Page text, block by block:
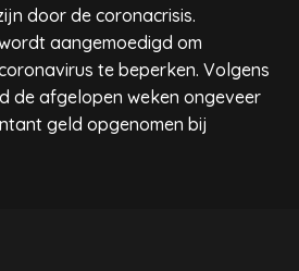
door de coronacrisis.
aangemoedigd om
te beperken. Volgens
de afgelopen weken ongeveer
geld opgenomen bij